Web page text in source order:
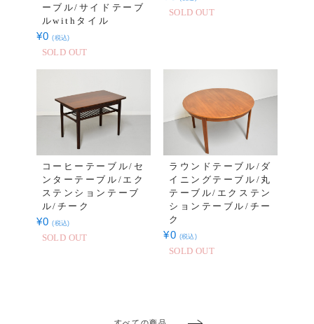
SOLD OUT
ーブル/サイドテーブ
ルwithタイル
¥0 (税込)
SOLD OUT
SOLD OUT
コーヒーテーブル/セ
ンターテーブル/エク
ステンションテーブ
ル/チーク
¥0 (税込)
SOLD OUT
ラウンドテーブル/ダ
イニングテーブル/丸
テーブル/エクステン
ションテーブル/チー
ク
¥0 (税込)
すべての商品